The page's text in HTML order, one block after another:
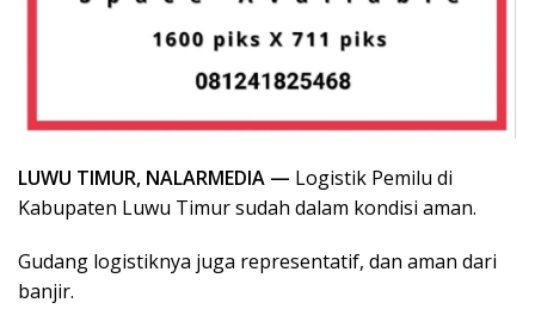
LUWU TIMUR, NALARMEDIA — Logistik Pemilu di
Kabupaten Luwu Timur sudah dalam kondisi aman.
Gudang logistiknya juga representatif, dan aman dari
banjir.